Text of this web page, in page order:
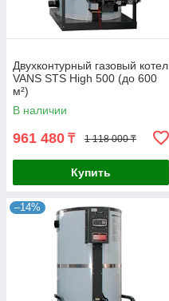
Двухконтурный газовый котел
VANS STS High 500 (до 600
м²)
В наличии
961 480 ₸ 1 118 000 ₸
Купить
–14%